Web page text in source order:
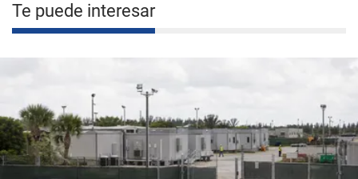
Te puede interesar